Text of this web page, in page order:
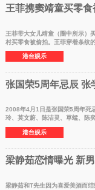
王菲携窦靖童买零
王菲带大女儿靖童（圈中所示
村买零食被偷拍。王菲穿着条纹
港台娱乐
张国荣5周年忌辰 张
2008年4月1日是张国荣5周年死
玲、莫文蔚、陈洁灵、草蜢、陈
港台娱乐
梁静茹恋情曝光 新
梁静茹和T先生因为喜爱美酒而结缘但2人感情进展缓